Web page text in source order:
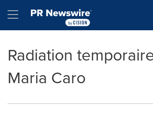
Hamburger menu
Radiation
Maria Caro